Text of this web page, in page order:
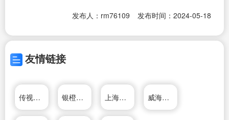
发布人：rm76109 发布时间：2024-05-18
友情链接
传视影视 银橙传媒 上海友环传动机械有限公司 威海传媒网